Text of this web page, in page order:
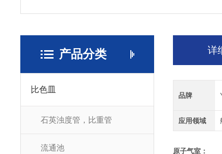
产品分类
比色皿
石英浊度管，比重管
流通池
详
品牌
应用领域
原子气室 ：